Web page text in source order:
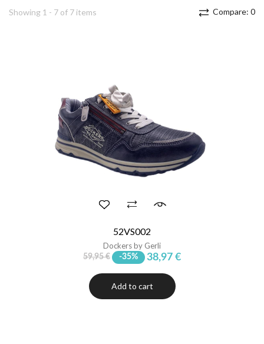
Compare: 0
Showing 1 - 7 of 7 items
52VS002
Dockers by Gerli
59,95 € -35% 38,97 €
Add to cart